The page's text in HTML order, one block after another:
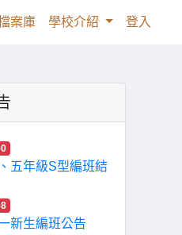
案庫 學校介紹 登入
五年級S型編班結
新生編班公告